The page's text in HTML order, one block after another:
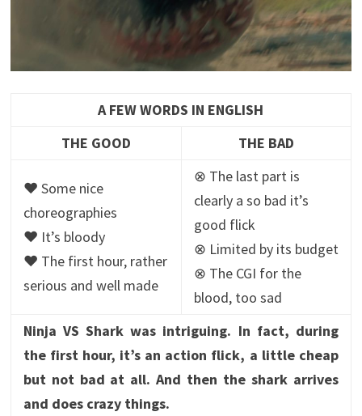
A FEW WORDS IN ENGLISH
THE GOOD
THE BAD
♥ Some nice
choreographies
♥ It’s bloody
♥ The first hour, rather
serious and well made
⊗ The last part is
clearly a so bad it’s
good flick
⊗ Limited by its budget
⊗ The CGI for the
blood, too sad
Ninja VS Shark was intriguing. In fact, during
the first hour, it’s an action flick, a little cheap
but not bad at all. And then the shark arrives
and does crazy things.